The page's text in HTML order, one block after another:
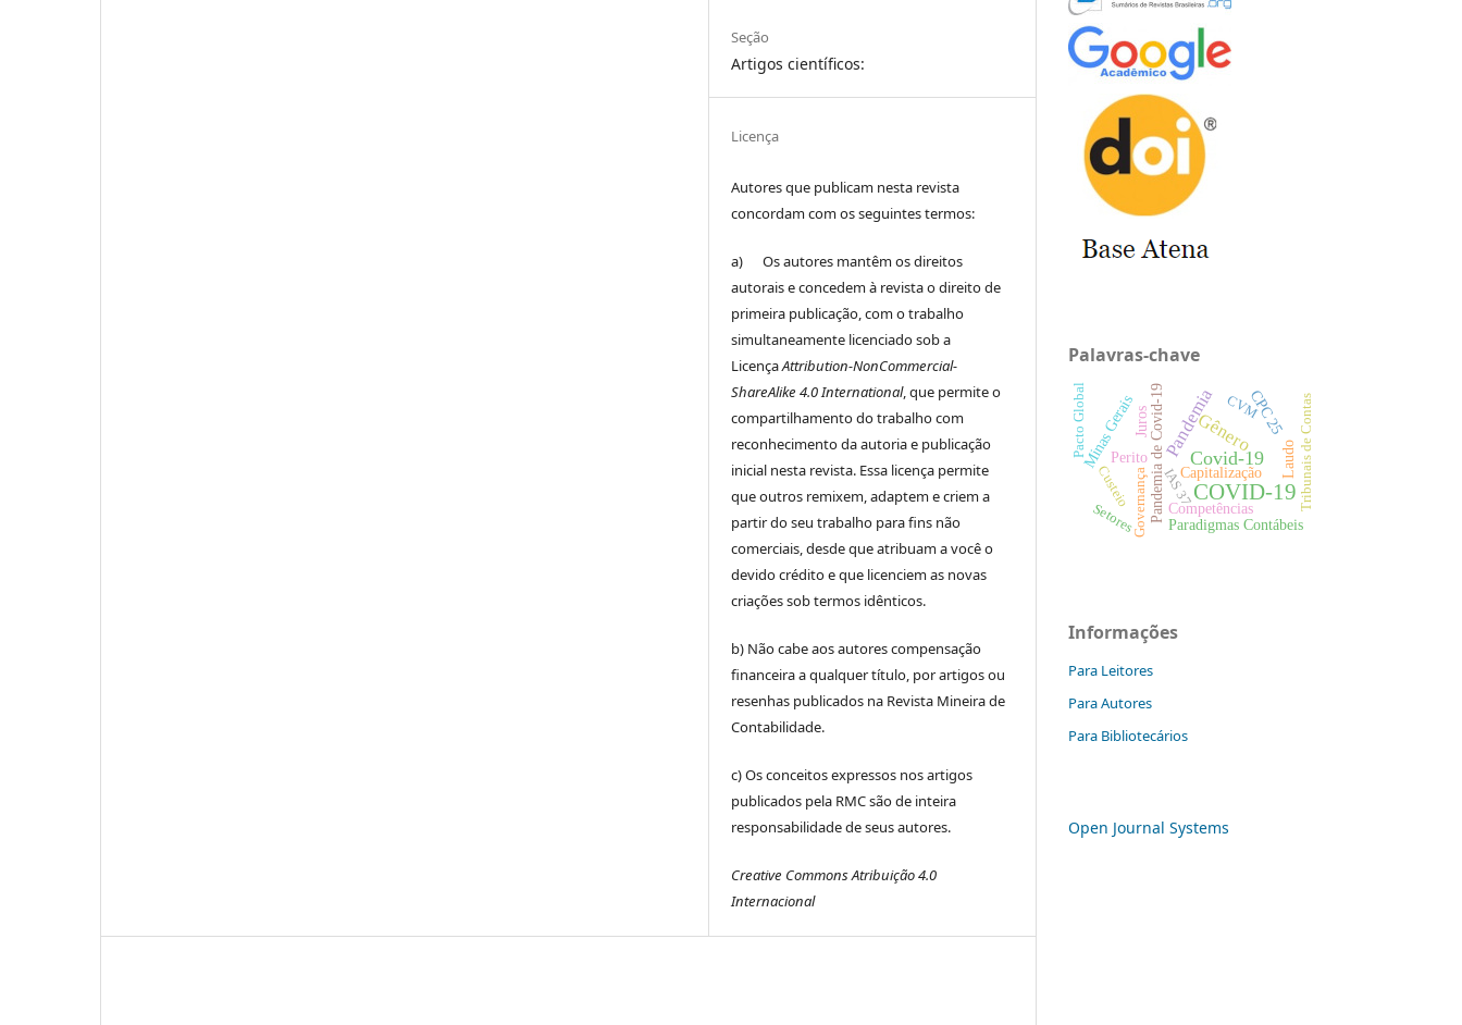
Seção
Artigos científicos:
Licença
Autores que publicam nesta revista
concordam com os seguintes termos:
a) Os autores mantêm os direitos
autorais e concedem à revista o direito de
primeira publicação, com o trabalho
simultaneamente licenciado sob a
LicençaAttribution-NonCommercial-
ShareAlike 4.0 International, que permite o
compartilhamento do trabalho com
reconhecimento da autoria e publicação
inicial nesta revista. Essa licença permite
que outros remixem, adaptem e criem a
partir do seu trabalho para fins não
comerciais, desde que atribuam a você o
devido crédito e que licenciem as novas
criações sob termos idênticos.
b) Não cabe aos autores compensação
financeira a qualquer título, por artigos ou
resenhas publicados na Revista Mineira de
Contabilidade.
c) Os conceitos expressos nos artigos
publicados pela RMC são de inteira
responsabilidade de seus autores.
Creative Commons Atribuição 4.0
Internacional
Palavras-chave
COVID-19
Covid-19
Gênero
Pandemia
Pandemia de Covid-19 Capitalização
Juros
Laudo
Perito
Competências
Minas Gerais CPC 25
Paradigmas Contábeis
Tribunais de Contas
Governança
Custeio
Setores
Pacto Global
IAS 37
CVM
Informações
Para Leitores
Para Autores
Para Bibliotecários
Open Journal Systems